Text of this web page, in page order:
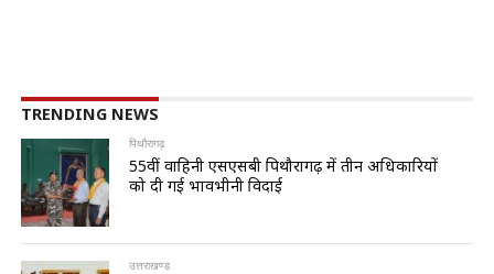
TRENDING NEWS
पिथौरागढ़
55वीं वाहिनी एसएसबी पिथौरागढ़ में तीन अधिकारियों
को दी गई भावभीनी विदाई
उत्तराखण्ड